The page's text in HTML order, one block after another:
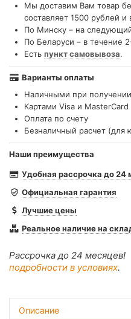
Мы доставим Вам товар
составляет 1500 рублей
По Минску – на
По Беларуси – в течение
Есть пункт самовывоза.
Варианты оплаты
Наличными при получении
Картами Visa и MasterCard
Оплата по счету
Безналичный расчет (для
Наши преимущества
Удобная рассрочка до 24
Официальная гарантия
Лучшие цены
Реальное наличие на
Рассрочка до 24 месяцев!
подробности в условиях.
Описание